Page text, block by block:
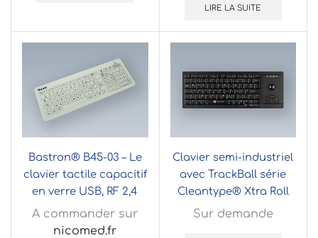
LIRE LA SUITE
Bastron® B45-03 – Le
clavier tactile capacitif
en verre USB, RF 2,4
Ghz et Bluetooth®
A commander sur
nicomed.fr
Clavier semi-industriel
avec TrackBall série
Cleantype® Xtra Roll
Sur demande